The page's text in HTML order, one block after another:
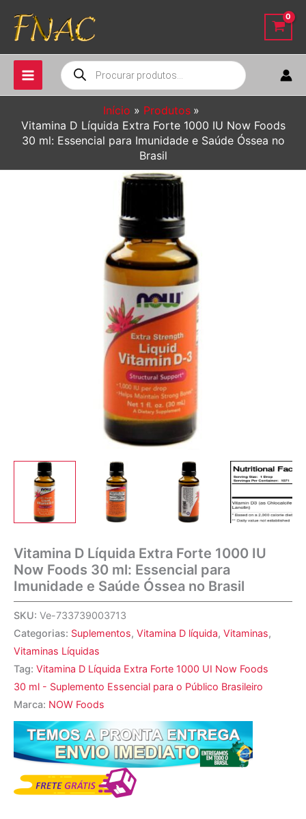
para
conteúdo
Pesquisar
produtos
Início
Produtos
Vitamina D Líquida Extra Forte 1000 IU Now Foods
30 ml: Essencial para Imunidade e Saúde Óssea no
Brasil
Vitamina D Líquida Extra Forte 1000 IU
Now Foods 30 ml: Essencial para
Imunidade e Saúde Óssea no Brasil
SKU: Ve-733739003713
Categorias: Suplementos, Vitamina D líquida, Vitaminas,
Vitaminas Líquidas
Tag: Vitamina D Líquida Extra Forte 1000 UI Now Foods
30 ml - Suplemento Essencial para o Público Brasileiro
Marca: NOW Foods